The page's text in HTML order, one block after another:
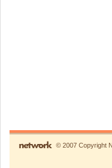
© 2007 Copyright